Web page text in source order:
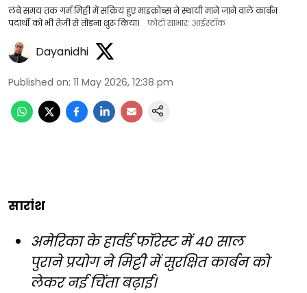
लंबे समय तक गर्म मिट्टी में सक्रिय हुए माइक्रोब्स ने स्थायी माने जाने वाले कार्बन
पदार्थों को भी तेजी से तोड़ना शुरू किया।
फोटो साभार: आईस्टॉक
Dayanidhi
Published on: 11 May 2026, 12:38 pm
सारांश
अमेरिका के हार्वर्ड फॉरेस्ट में 40 साल
पुराने प्रयोग ने मिट्टी में सुरक्षित कार्बन को
लेकर नई चिंता बढ़ाई।